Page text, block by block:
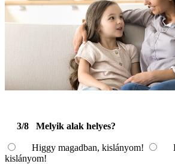
3/8 Melyik alak helyes?
Higgy magadban, kislányom!
kislányom!